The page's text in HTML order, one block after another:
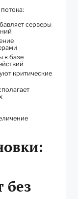
серверы
к базе
критические
без